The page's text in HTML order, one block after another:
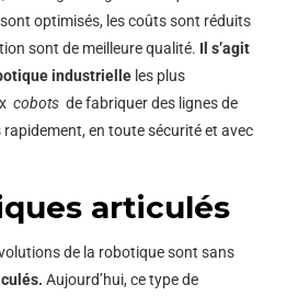
optimisés, les coûts sont réduits
sont de meilleure qualité. Il s’agit
industrielle les plus
cobots de fabriquer des lignes de
en toute sécurité et avec
articulés
de la robotique sont sans
Aujourd’hui, ce type de